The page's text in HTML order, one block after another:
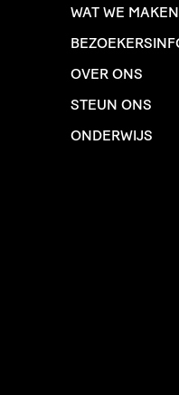
WAT WE MAKEN
OVER ONS
STEUN ONS
ONDERWIJS